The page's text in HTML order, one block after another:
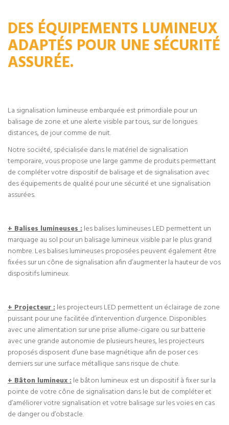
DES ÉQUIPEMENTS LUMINEUX
ADAPTÉS POUR UNE SÉCURITÉ
ASSURÉE.
La signalisation lumineuse embarquée est primordiale pour un
balisage de zone et une alerte visible par tous, sur de longues
distances, de jour comme de nuit.
Notre société, spécialisée dans le matériel de signalisation
temporaire, vous propose une large gamme de produits permettant
de compléter votre dispositif de balisage et de signalisation avec
des équipements de qualité pour une sécurité et une signalisation
assurées.
+ Balises lumineuses :les balises lumineuses LED permettent un
marquage au sol pour un balisage lumineux visible par le plus grand
nombre. Les balises lumineuses proposées peuvent également être
fixées sur un cône de signalisation afin d’augmenter la hauteur de vos
dispositifs lumineux.
+ Projecteur :les projecteurs LED permettent un éclairage de zone
puissant pour une facilitée d’intervention d’urgence. Disponibles
avec une alimentation sur une prise allume-cigare ou sur batterie
avec une grande autonomie de plusieurs heures, les projecteurs
proposés disposent d’une base magnétique afin de poser ces
derniers sur une surface métallique sans risque de chute.
+ Bâton lumineux :le bâton lumineux est un dispositif à fixer sur la
pointe de votre cône de signalisation dans le but de compléter et
d’améliorer votre signalisation et votre balisage sur les voies en cas
de danger ou d’obstacle.